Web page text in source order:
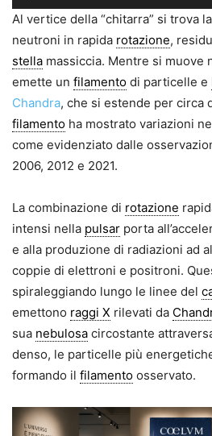
Al vertice della “chitarra” si trova la
neutroni in rapida rotazione,
stella massiccia. Mentre si muove
emette un filamento di particelle e
Chandra, che si estende per circa
filamento ha mostrato variazioni
come evidenziato dalle
2006, 2012 e 2021.
La combinazione di rotazione
intensi nella pulsar porta
e alla produzione di radiazioni ad
coppie di elettroni e positroni.
spiraleggiando lungo le linee del
emettono raggi X rilevati da
sua nebulosa circostante
denso, le particelle più
formando il filamento osservato.